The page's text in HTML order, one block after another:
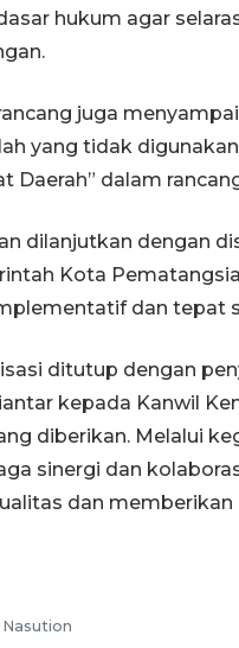
hukum agar
juga
yang tidak
Daerah” dalam
dilanjutkan dengan
Kota
dan tepat
ditutup dengan
kepada Kanwil
diberikan. Melalui
sinergi dan
dan